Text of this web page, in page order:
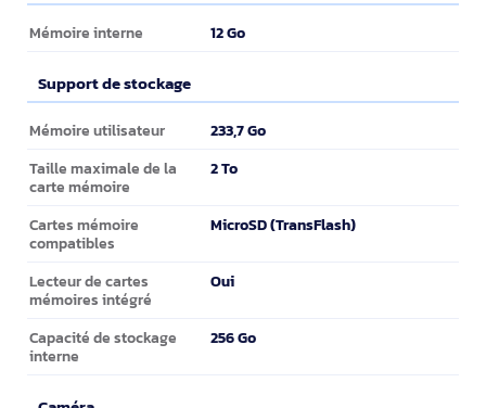
Mémoire
Mémoire interne 12 Go
Support de stockage
Support de stockage
Mémoire utilisateur 233,7 Go
Taille maximale de la
carte mémoire
2 To
Cartes mémoire
compatibles
MicroSD (TransFlash)
Lecteur de cartes
mémoires intégré
Oui
Capacité de stockage
interne
256 Go